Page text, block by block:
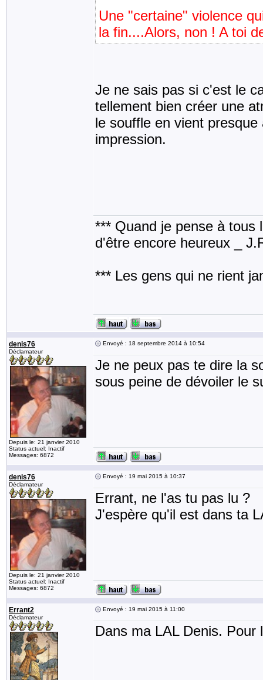
Une "certaine" violence
la fin....Alors, non ! A toi
Je ne sais pas si c'est le
tellement bien créer une
le souffle en vient
impression.
*** Quand je pense à tous
d'être encore heureux _
*** Les gens qui ne rient
denis76
Déclamateur
Depuis le: 21 janvier 2010
Status actuel: Inactif
Messages: 6872
Envoyé : 18 septembre 2014 à 10:54
Je ne peux pas te dire la
sous peine de dévoiler le
denis76
Déclamateur
Depuis le: 21 janvier 2010
Status actuel: Inactif
Messages: 6872
Envoyé : 19 mai 2015 à 10:37
Errant, ne l'as tu pas lu ?
J'espère qu'il est dans ta
Errant2
Déclamateur
Envoyé : 19 mai 2015 à 11:00
Dans ma LAL Denis.